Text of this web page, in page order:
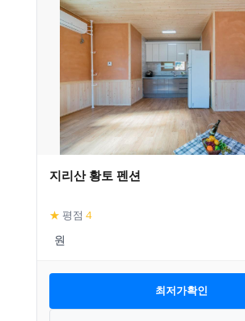
지리산 황토 펜션
★ 평점 4
최저가확인